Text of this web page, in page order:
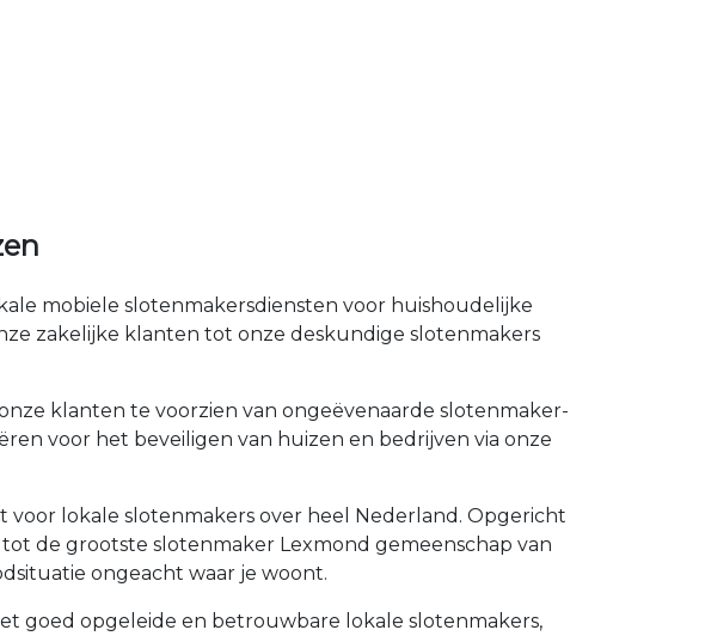
mobiele slotenmakersdiensten voor huishoudelijke
zakelijke klanten tot onze deskundige slotenmakers
klanten te voorzien van ongeëvenaarde slotenmaker-
voor het beveiligen van huizen en bedrijven via onze
voor lokale slotenmakers over heel Nederland. Opgericht
de grootste slotenmaker Lexmond gemeenschap van
ongeacht waar je woont.
goed opgeleide en betrouwbare lokale slotenmakers,